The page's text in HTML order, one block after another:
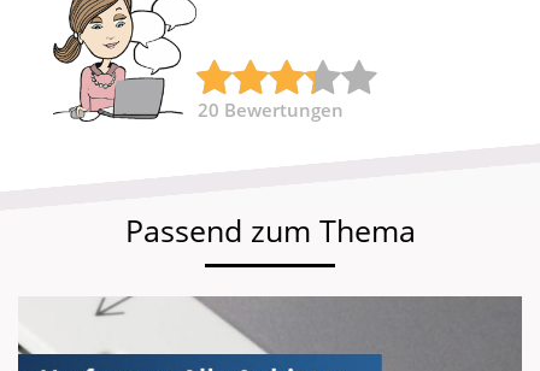
20 Bewertungen
Passend zum Thema